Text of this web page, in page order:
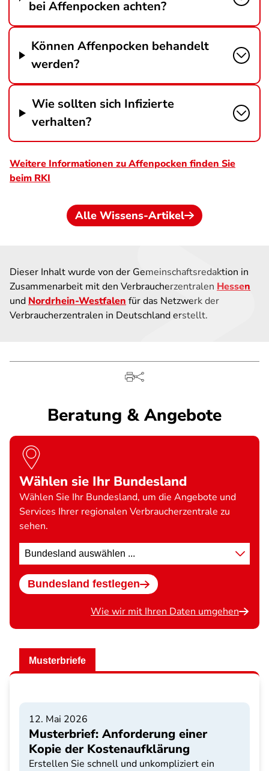
bei Affenpocken achten?
Können Affenpocken behandelt
werden?
Wie sollten sich Infizierte
verhalten?
Weitere Informationen zu Affenpocken finden Sie
beim RKI
Alle Wissens-Artikel
Dieser Inhalt wurde von der Gemeinschaftsredaktion in
Zusammenarbeit mit den Verbraucherzentralen Hessen
und Nordrhein-Westfalen für das Netzwerk der
Verbraucherzentralen in Deutschland erstellt.
Beratung & Angebote
Wählen sie Ihr Bundesland
Wählen Sie Ihr Bundesland, um die Angebote und
Services Ihrer regionalen Verbraucherzentrale zu
sehen.
Standort
wählen
Bundesland festlegen
Wie wir mit Ihren Daten umgehen
Musterbriefe
12. Mai 2026
Musterbrief: Anforderung einer
Kopie der Kostenaufklärung
Erstellen Sie schnell und unkompliziert ein